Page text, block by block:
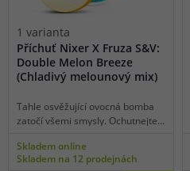
1 varianta
Příchuť Nixer X Fruza S&V:
Double Melon Breeze
(Chladivý melounový mix)
Tahle osvěžující ovocná bomba
zatočí všemi smysly. Ochutnejte
melounů prodchnutých
kooladovým vánkem. Svěží vodní
Skladem online
Skladem na 12 prodejnách